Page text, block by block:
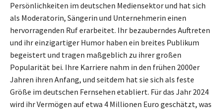
Persönlichkeiten im deutschen Mediensektor und hat sich
als Moderatorin, Sängerin und Unternehmerin einen
hervorragenden Ruf erarbeitet. Ihr bezauberndes Auftreten
und ihr einzigartiger Humor haben ein breites Publikum
begeistert und tragen maßgeblich zu ihrer großen
Popularität bei. Ihre Karriere nahm in den frühen 2000er
Jahren ihren Anfang, und seitdem hat sie sich als feste
Größe im deutschen Fernsehen etabliert. Für das Jahr 2024
wird ihr Vermögen auf etwa 4 Millionen Euro geschätzt, was